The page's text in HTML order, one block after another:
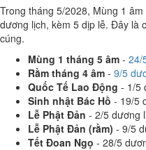
Trong tháng 5/2028, Mùng 1 âm
dương lịch, kèm 5 dịp lễ. Đây là
cúng.
Mùng 1 tháng 5 âm - 24/
Rằm tháng 4 âm - 9/5
Quốc Tế Lao Động - 1/5
Sinh nhật Bác Hồ - 19/5
Lễ Phật Đản - 2/5 dương
Lễ Phật Đản (rằm) - 9/5
Tết Đoan Ngọ - 28/5